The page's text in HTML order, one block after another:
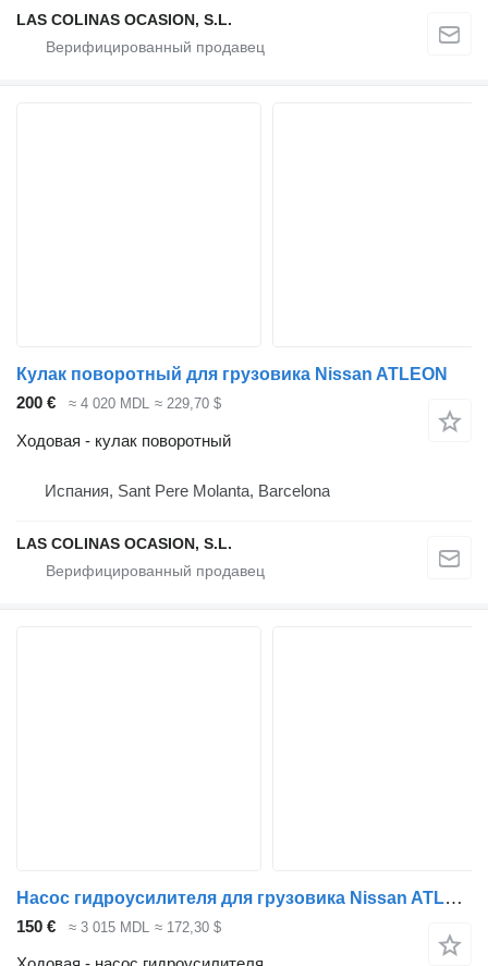
LAS COLINAS OCASION, S.L.
Кулак поворотный для грузовика Nissan ATLEON
200 €
≈ 4 020 MDL ≈ 229,70 $
Ходовая - кулак поворотный
Испания, Sant Pere Molanta, Barcelona
LAS COLINAS OCASION, S.L.
Насос гидроусилителя для грузовика Nissan ATLEON
150 € ≈ 3 015 MDL ≈ 172,30 $